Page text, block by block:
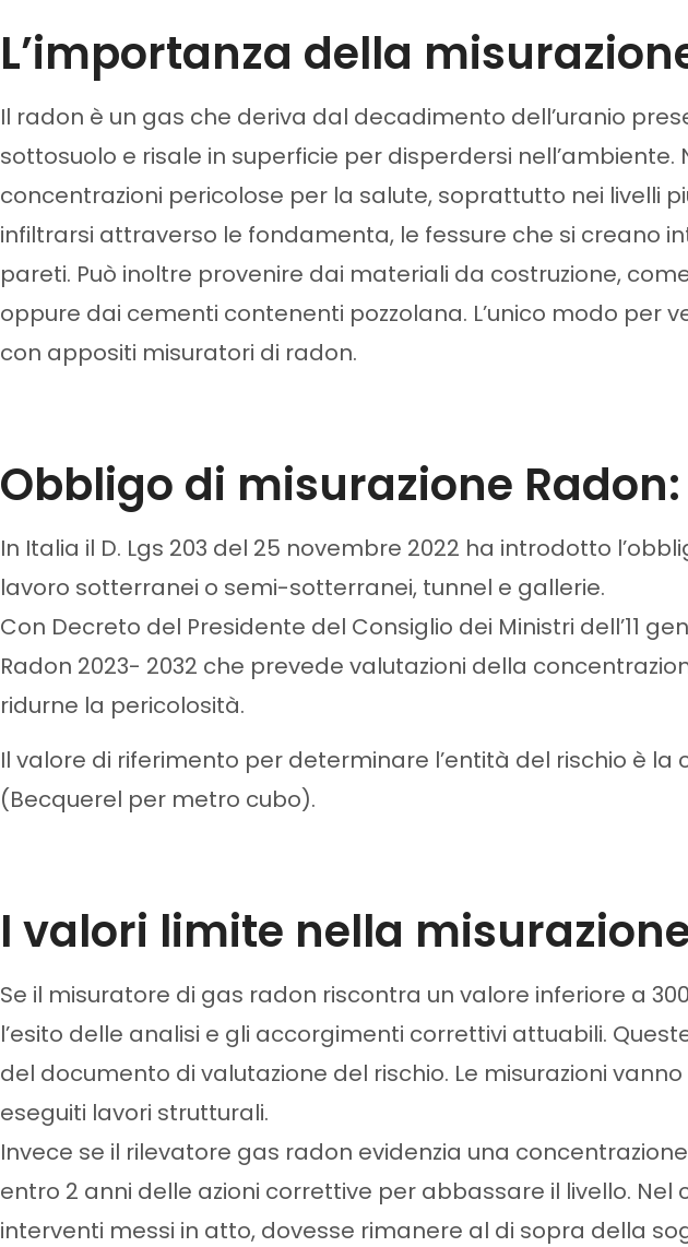
L’importanza della
Il radon è un gas che deriva dal decadimento dell’uranio
sottosuolo e risale in superficie per disperdersi
concentrazioni pericolose per la salute, soprattutto nei livelli
infiltrarsi attraverso le fondamenta, le fessure che si creano
pareti. Può inoltre provenire dai materiali da costruzione,
oppure dai cementi contenenti pozzolana. L’unico modo per
con appositi misuratori di radon.
Obbligo di misurazione
In Italia il D. Lgs 203 del 25 novembre 2022 ha introdotto
lavoro sotterranei o semi-sotterranei, tunnel e gallerie.
Con Decreto del Presidente del Consiglio dei Ministri dell’11
Radon 2023- 2032 che prevede valutazioni della
ridurne la pericolosità.
Il valore di riferimento per determinare l’entità del rischio è
(Becquerel per metro cubo).
I valori limite nella
Se il misuratore di gas radon riscontra un valore inferiore a
l’esito delle analisi e gli accorgimenti correttivi attuabili.
del documento di valutazione del rischio. Le misurazioni
eseguiti lavori strutturali.
Invece se il rilevatore gas radon evidenzia una
entro 2 anni delle azioni correttive per abbassare il livello.
interventi messi in atto, dovesse rimanere al di sopra della